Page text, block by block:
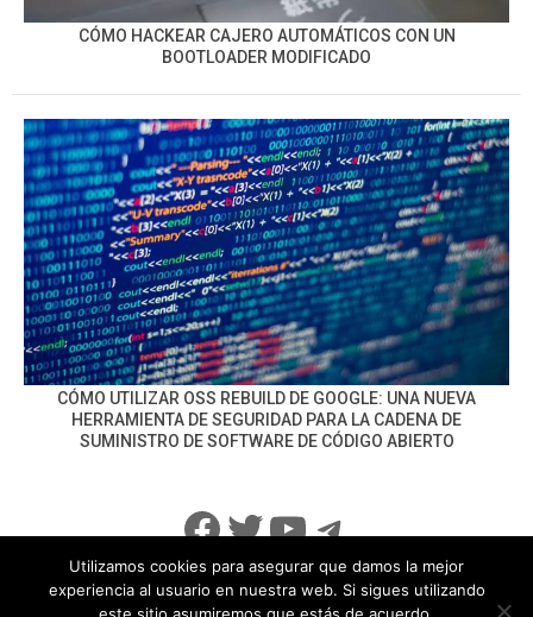
CÓMO HACKEAR CAJERO AUTOMÁTICOS CON UN
BOOTLOADER MODIFICADO
CÓMO UTILIZAR OSS REBUILD DE GOOGLE: UNA NUEVA
HERRAMIENTA DE SEGURIDAD PARA LA CADENA DE
SUMINISTRO DE SOFTWARE DE CÓDIGO ABIERTO
Facebook
Twitter
YouTube
Telegram
Utilizamos cookies para asegurar que damos la mejor
experiencia al usuario en nuestra web. Si sigues utilizando